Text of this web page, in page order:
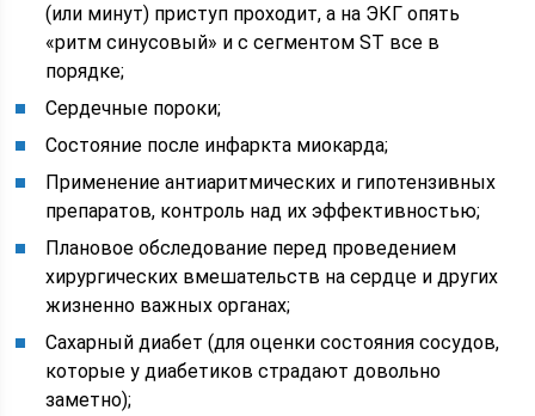
(или минут) приступ проходит, а на ЭКГ опять
«ритм синусовый» и с сегментом ST все в
порядке;
Сердечные пороки;
Состояние после инфаркта миокарда;
Применение антиаритмических и гипотензивных
препаратов, контроль над их эффективностью;
Плановое обследование перед проведением
хирургических вмешательств на сердце и других
жизненно важных органах;
Сахарный диабет (для оценки состояния сосудов,
которые у диабетиков страдают довольно
заметно);